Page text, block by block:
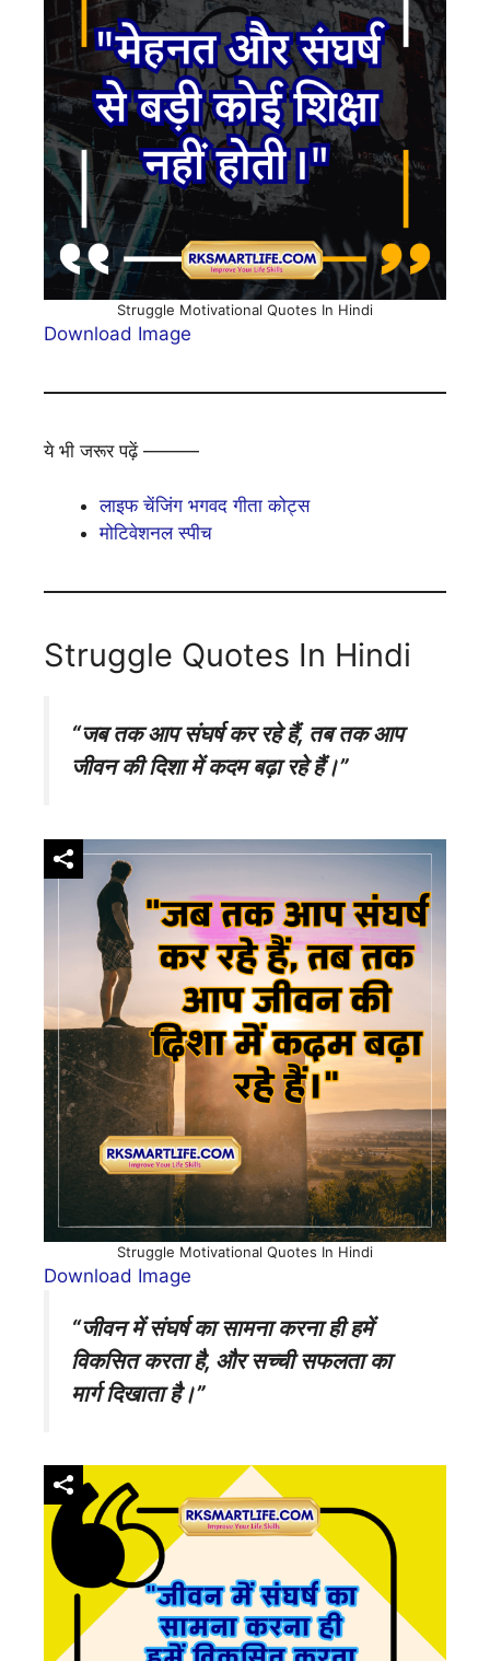
Struggle Motivational Quotes In Hindi
Download Image
ये भी जरूर पढ़ें ———
लाइफ चेंजिंग भगवद गीता कोट्स
मोटिवेशनल स्पीच
Struggle Quotes In Hindi
“जब तक आप संघर्ष कर रहे हैं, तब तक आप
जीवन की दिशा में कदम बढ़ा रहे हैं।”
Struggle Motivational Quotes In Hindi
Download Image
“जीवन में संघर्ष का सामना करना ही हमें
विकसित करता है, और सच्ची सफलता का
मार्ग दिखाता है।”